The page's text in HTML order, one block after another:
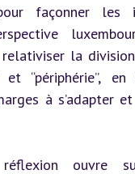
façonner les
la
et “périphérie”,
à s’adapter
ouvre